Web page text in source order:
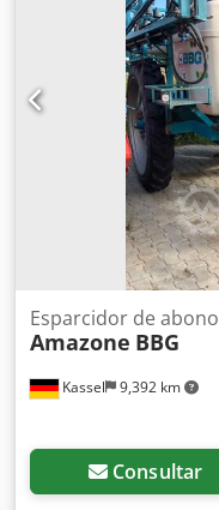
Kassel 9,392 km
Esparcidor de abono
Amazone BBG
Consultar